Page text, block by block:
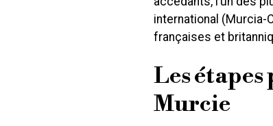
international
françaises et
Les étapes
Murcie